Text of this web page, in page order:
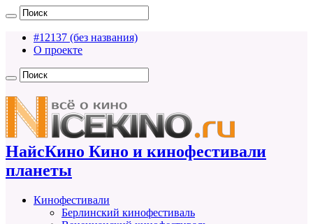
#12137 (без названия)
О проекте
НайсКино Кино и кинофестивали
планеты
Кинофестивали
Берлинский кинофестиваль